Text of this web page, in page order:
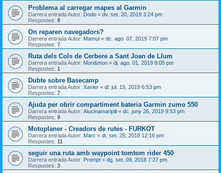
Problema al carregar mapes al Garmin
Darrera entrada Autor: Dodo « dv. set. 20, 2019 3:24 pm
Respostes: 8
On reparen navegadors?
Darrera entrada Autor: Mamut « dc. ago. 07, 2019 7:07 pm
Respostes: 7
Ruta dels Cols de Cerbere a Sant Joan de Llum
Darrera entrada Autor: Mon&mon « dj. ago. 01, 2019 9:05 pm
Respostes: 1
Dubte sobre Basecamp
Darrera entrada Autor: Xavier « dl. jul. 15, 2019 6:53 pm
Respostes: 7
Ajuda per obrir compartiment bateria Garmin zumo 550
Darrera entrada Autor: Alucinamaripili « dc. juny 26, 2019 9:53 pm
Respostes: 9
Motoplaner - Creadors de rutes - FURKOT
Darrera entrada Autor: Marc « dt. set. 25, 2018 12:16 pm
Respostes: 11
seguir una ruta amb waypoint tomtom rider 450
Darrera entrada Autor: Prompt « dg. set. 09, 2018 7:27 pm
Respostes: 3